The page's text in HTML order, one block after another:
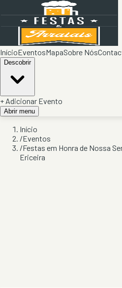
InícioEventosMapaSobre Nós
Descobrir
+ Adicionar Evento
Abrir menu
Início
/Eventos
/Festas em Honra de Nossa
Ericeira